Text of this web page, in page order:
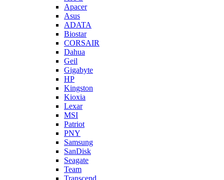
Apacer
Asus
ADATA
Biostar
CORSAIR
Dahua
Geil
Gigabyte
HP
Kingston
Kioxia
Lexar
MSI
Patriot
PNY
Samsung
SanDisk
Seagate
Team
Transcend